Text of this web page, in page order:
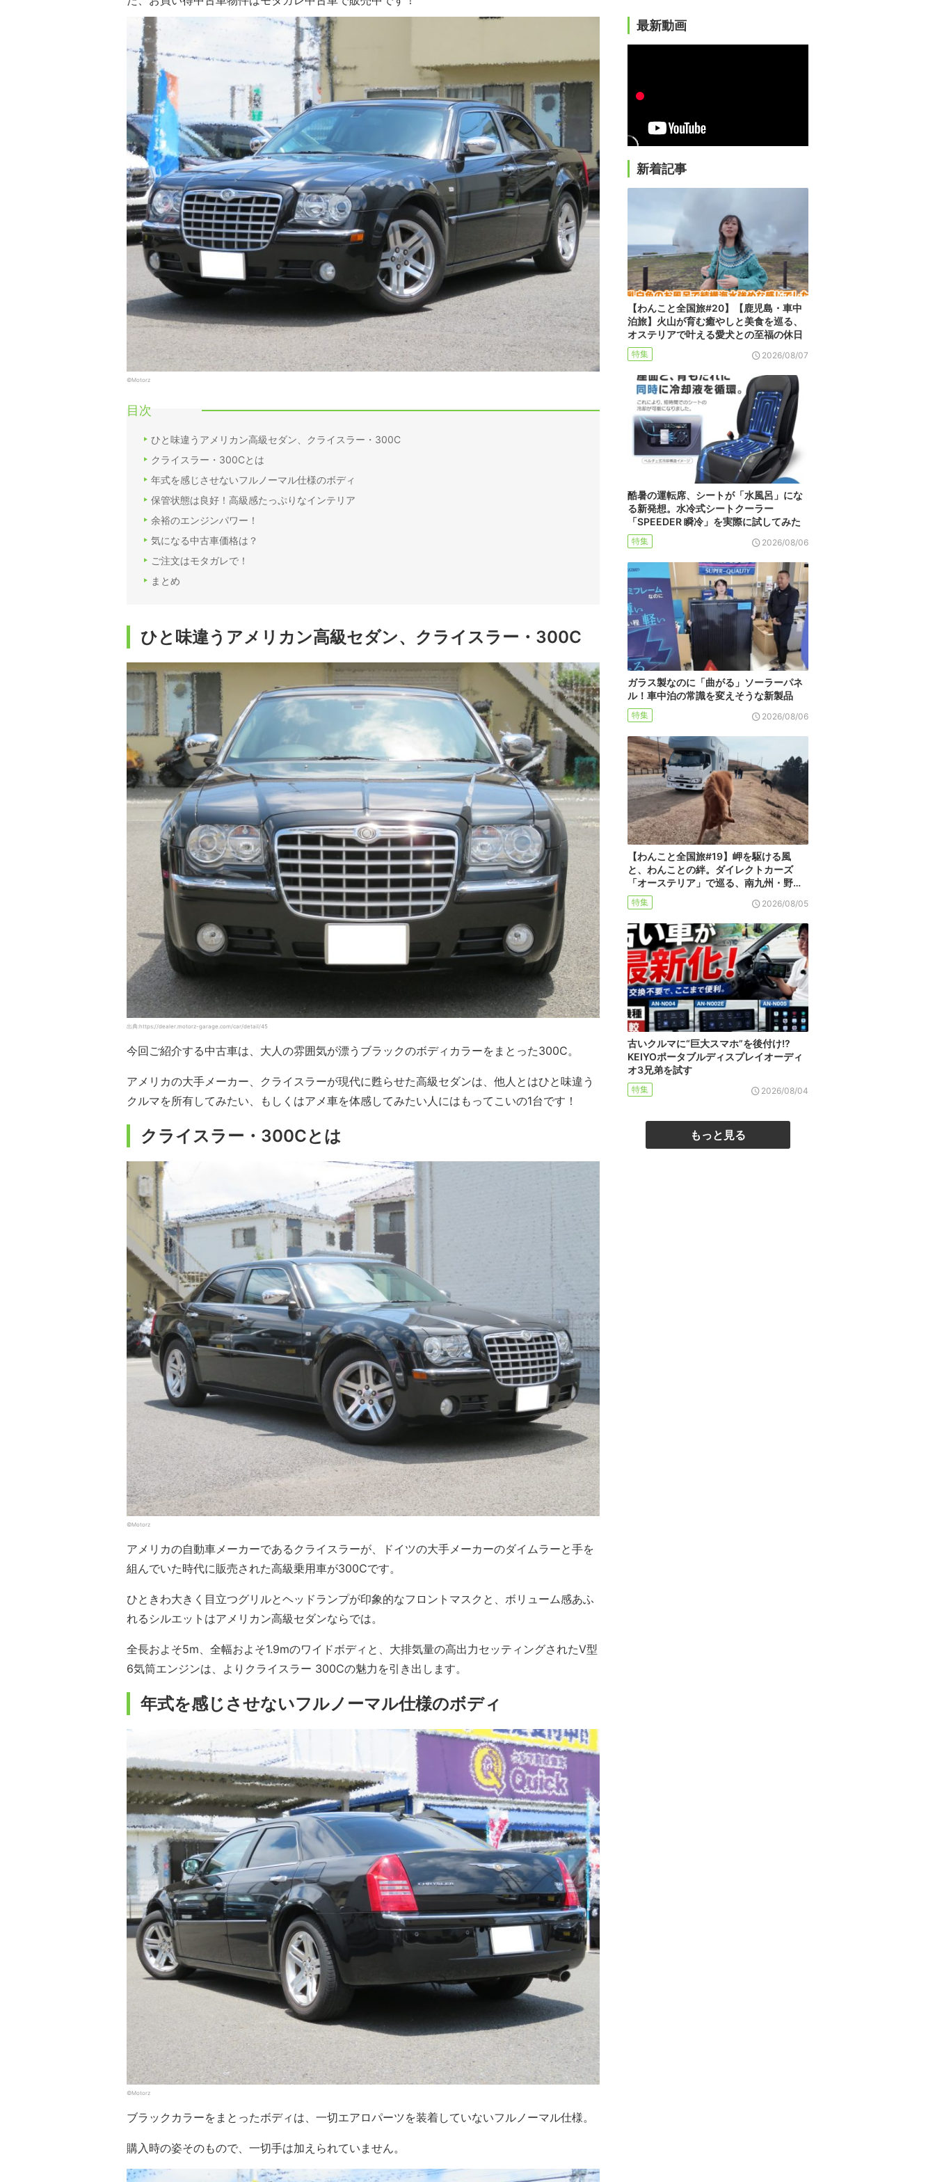
©Motorz
目次
ひと味違うアメリカン高級セダン、クライスラー・300C
クライスラー・300Cとは
年式を感じさせないフルノーマル仕様のボディ
保管状態は良好！高級感たっぷりなインテリア
余裕のエンジンパワー！
気になる中古車価格は？
ご注文はモタガレで！
まとめ
ひと味違うアメリカン高級セダン、クライスラー・300C
出典:https://dealer.motorz-garage.com/car/detail/45
今回ご紹介する中古車は、大人の雰囲気が漂うブラックのボディカラーをまとった300C。
アメリカの大手メーカー、クライスラーが現代に甦らせた高級セダンは、他人とはひと味違う
クルマを所有してみたい、もしくはアメ車を体感してみたい人にはもってこいの1台です！
クライスラー・300Cとは
©Motorz
アメリカの自動車メーカーであるクライスラーが、ドイツの大手メーカーのダイムラーと手を
組んでいた時代に販売された高級乗用車が300Cです。
ひときわ大きく目立つグリルとヘッドランプが印象的なフロントマスクと、ボリューム感あふ
れるシルエットはアメリカン高級セダンならでは。
全長およそ5m、全幅およそ1.9mのワイドボディと、大排気量の高出力セッティングされたV型
6気筒エンジンは、よりクライスラー 300Cの魅力を引き出します。
年式を感じさせないフルノーマル仕様のボディ
©Motorz
ブラックカラーをまとったボディは、一切エアロパーツを装着していないフルノーマル仕様。
購入時の姿そのもので、一切手は加えられていません。
最新動画
新着記事
【わんこと全国旅#20】【鹿児島・車中
泊旅】火山が育む癒やしと美食を巡る、
オステリアで叶える愛犬との至福の休日
特集 2026/08/07
酷暑の運転席、シートが「水風呂」にな
る新発想。水冷式シートクーラー
「SPEEDER 瞬冷」を実際に試してみた
特集 2026/08/06
ガラス製なのに「曲がる」ソーラーパネ
ル！車中泊の常識を変えそうな新製品
特集 2026/08/06
【わんこと全国旅#19】岬を駆ける風
と、わんことの絆。ダイレクトカーズ
「オーステリア」で巡る、南九州・野…
特集 2026/08/05
古いクルマに“巨大スマホ”を後付け!?
KEIYOポータブルディスプレイオーディ
オ3兄弟を試す
特集 2026/08/04
もっと見る